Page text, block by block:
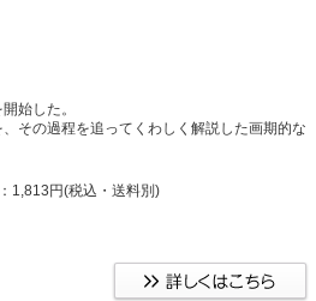
始した。
その過程を追ってくわしく解説した画期的な
1,813円(税込・送料別)